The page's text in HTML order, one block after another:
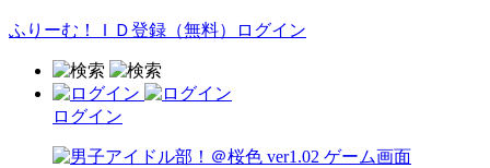
ふりーむ！ＩＤ登録（無料） ログイン
ログイン